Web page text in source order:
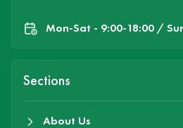
Mon-Sat - 9:00-18:00 /
Sections
About Us